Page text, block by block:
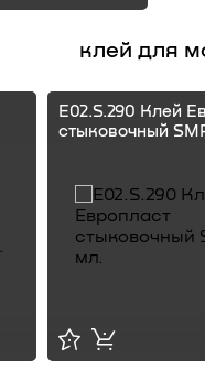
клей для
E02.S.290 Клей
стыковочный